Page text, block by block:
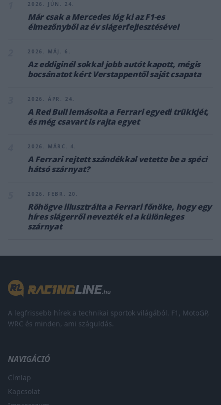
2026. JÚN. 24.
Már csak a Mercedes lóg ki az F1-es
élmezőnyből az év slágerfejlesztésével
2026. MÁJ. 6.
Az eddiginél sokkal jobb autót kapott, mégis
bocsánatot kért Verstappentől saját csapata
2026. ÁPR. 24.
A Red Bull lemásolta a Ferrari egyedi trükkjét,
és még csavart is rajta egyet
2026. MÁRC. 4.
A Ferrari rejtett szándékkal vetette be a spéci
hátsó szárnyat?
2026. FEBR. 20.
Röhögve illusztrálta a Ferrari főnöke, hogy egy
híres slágerről nevezték el a különleges
szárnyat
A legfrissebb hírek a technikai sportok világából. F1, MotoGP,
WRC és minden, ami száguldás.
NAVIGÁCIÓ
Címlap
Kapcsolat